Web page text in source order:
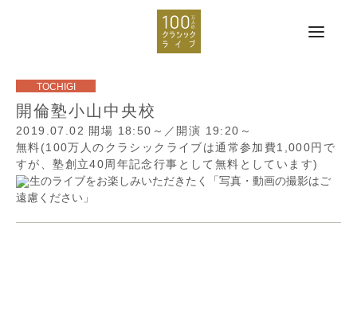
開倫塾小山中央校
2019.07.02 開場 18:50～／開演 19:20～
無料(100万人のクラシックライブは通常参加費1,000円で
すが、塾創立40周年記念行事として無料としています)
生のライブをお楽しみいただきたく「写真・動画の撮影はご
遠慮ください」